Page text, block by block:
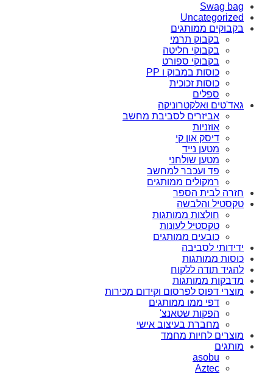
Swag bag
Uncategorized
בקבוקים ממותגים
בקבוק תרמי
בקבוקי חליטה
בקבוקי ספורט
כוסות במבוק ו PP
כוסות זכוכית
ספלים
גאד'טים ואלקטרוניקה
אביזרים לסביבת מחשב
אוזניות
דיסק און קי
מטען נייד
מטען שולחני
פד ועכבר למחשב
רמקולים ממותגים
חזרה לבית הספר
טקסטיל והלבשה
חולצות ממותגות
טקסטיל לעונות
כובעים ממותגים
ידידותי לסביבה
כוסות ממותגות
להגיד תודה ללקוח
מדבקות ממותגות
מוצרי דפוס לפרסום וקידום מכירות
דפי ממו ממותגים
הפקות שטאנצ'
מחברת בעיצוב אישי
מוצרים לחיות מחמד
מותגים
asobu
Aztec